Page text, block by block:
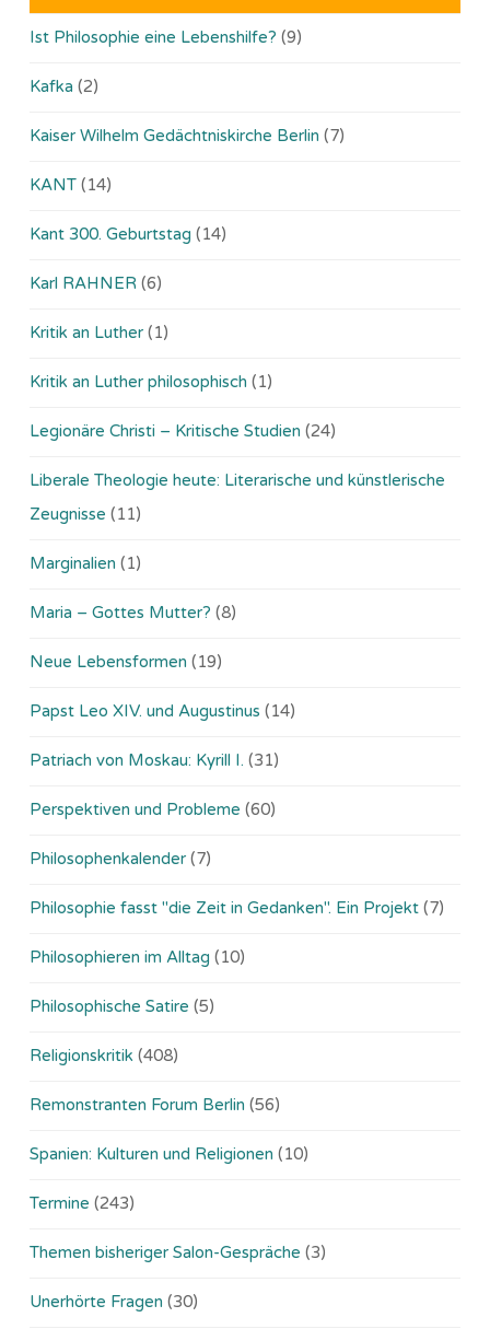
Ist Philosophie eine Lebenshilfe? (9)
Kafka (2)
Kaiser Wilhelm Gedächtniskirche Berlin (7)
KANT (14)
Kant 300. Geburtstag (14)
Karl RAHNER (6)
Kritik an Luther (1)
Kritik an Luther philosophisch (1)
Legionäre Christi – Kritische Studien (24)
Liberale Theologie heute: Literarische und künstlerische
Zeugnisse (11)
Marginalien (1)
Maria – Gottes Mutter? (8)
Neue Lebensformen (19)
Papst Leo XIV. und Augustinus (14)
Patriach von Moskau: Kyrill I. (31)
Perspektiven und Probleme (60)
Philosophenkalender (7)
Philosophie fasst "die Zeit in Gedanken". Ein Projekt (7)
Philosophieren im Alltag (10)
Philosophische Satire (5)
Religionskritik (408)
Remonstranten Forum Berlin (56)
Spanien: Kulturen und Religionen (10)
Termine (243)
Themen bisheriger Salon-Gespräche (3)
Unerhörte Fragen (30)